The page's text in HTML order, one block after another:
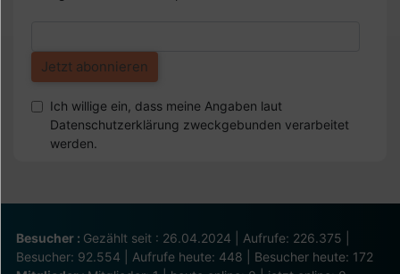
Ich willige ein, dass meine Angaben laut
Datenschutzerklärung zweckgebunden verarbeitet
werden.
Besucher : Gezählt seit : 26.04.2024 | Aufrufe: 226.375 |
Besucher: 92.554 | Aufrufe heute: 448 | Besucher heute: 172